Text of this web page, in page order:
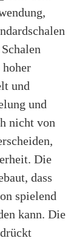
und
und
nicht von
Die
dass
spielend
kann. Die